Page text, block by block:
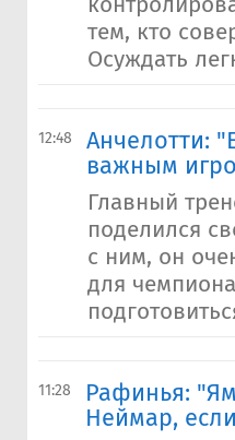
тем, кто
Осуждать
12:48
Анчелотти:
важным
Главный
поделился
с ним, он
для
11:28
Рафинья:
Неймар,